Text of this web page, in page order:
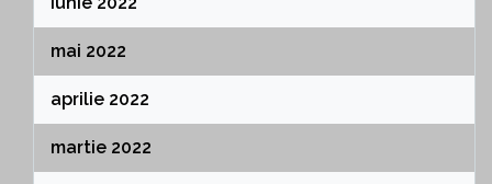
mai 2022
aprilie 2022
martie 2022